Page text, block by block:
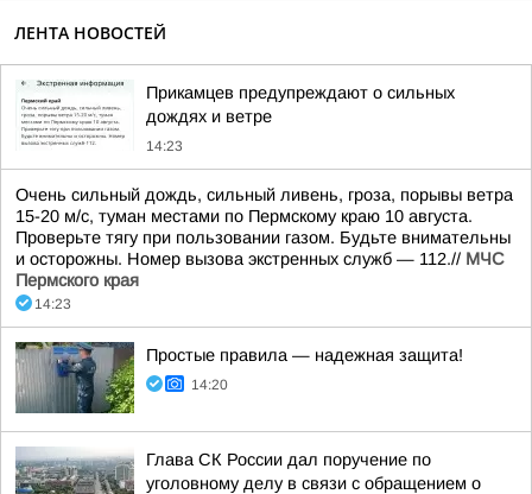
ЛЕНТА НОВОСТЕЙ
Прикамцев предупреждают о сильных
дождях и ветре
14:23
Очень сильный дождь, сильный ливень, гроза, порывы ветра
15-20 м/с, туман местами по Пермскому краю 10 августа.
Проверьте тягу при пользовании газом. Будьте внимательны
и осторожны. Номер вызова экстренных служб — 112.// МЧС
Пермского края
14:23
Простые правила — надежная защита!
14:20
Глава СК России дал поручение по
уголовному делу в связи с обращением о